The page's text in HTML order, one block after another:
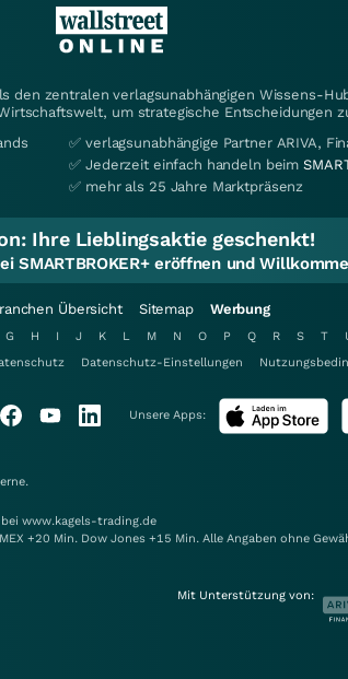
den zentralen verlagsunabhängigen Wissens-
um strategische Entscheidungen
✅ verlagsunabhängige Partner ARIVA,
✅ Jederzeit einfach handeln beim
✅ mehr als 25 Jahre Marktpräsenz
Ihre Lieblingsaktie geschenkt!
SMARTBROKER+ eröffnen und
Übersicht Sitemap Werbung
G H I J K L M N O P Q R S T
Datenschutz-Einstellungen
Unsere Apps:
www.kagels-trading.de
+20 Min. Dow Jones +15 Min. Alle Angaben ohne
Mit Unterstützung von: